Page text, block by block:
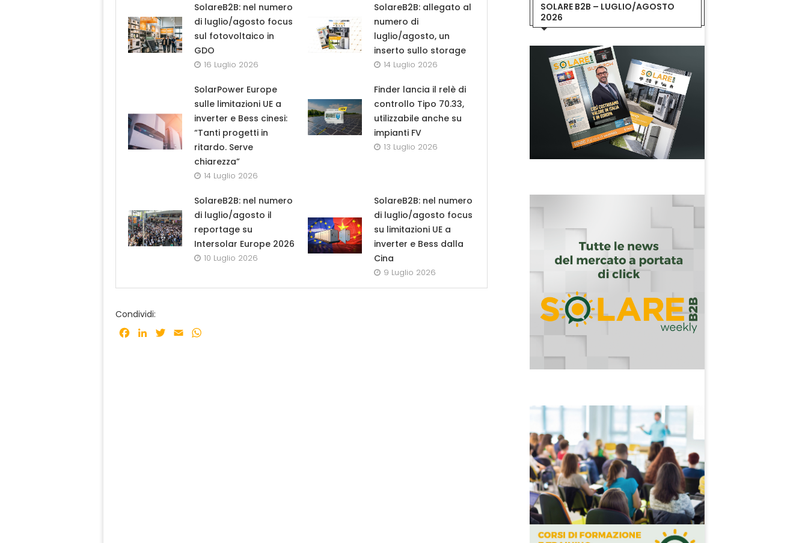
SolareB2B: nel numero
di luglio/agosto focus
sul fotovoltaico in
GDO
16 Luglio 2026
SolareB2B: allegato al
numero di
luglio/agosto, un
inserto sullo storage
14 Luglio 2026
SolarPower Europe
sulle limitazioni UE a
inverter e Bess cinesi:
“Tanti progetti in
ritardo. Serve
chiarezza”
14 Luglio 2026
Finder lancia il relè di
controllo Tipo 70.33,
utilizzabile anche su
impianti FV
13 Luglio 2026
SolareB2B: nel numero
di luglio/agosto il
reportage su
Intersolar Europe 2026
10 Luglio 2026
SolareB2B: nel numero
di luglio/agosto focus
su limitazioni UE a
inverter e Bess dalla
Cina
9 Luglio 2026
Condividi:
Facebook
LinkedInTwitter
Email
SOLARE B2B – LUGLIO/AGOSTO
2026